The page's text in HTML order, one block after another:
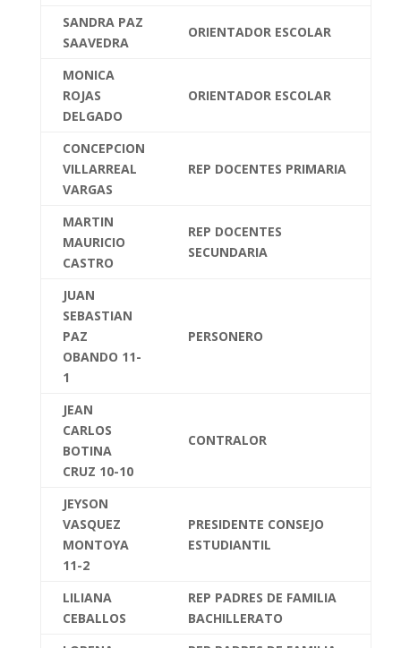
SANDRA PAZ
SAAVEDRA
ORIENTADOR ESCOLAR
MONICA
ROJAS
DELGADO
ORIENTADOR ESCOLAR
CONCEPCION
VILLARREAL
VARGAS
REP DOCENTES PRIMARIA
MARTIN
MAURICIO
CASTRO
REP DOCENTES
SECUNDARIA
JUAN
SEBASTIAN
PAZ
OBANDO 11-
1
PERSONERO
JEAN
CARLOS
BOTINA
CRUZ 10-10
CONTRALOR
JEYSON
VASQUEZ
MONTOYA
11-2
PRESIDENTE CONSEJO
ESTUDIANTIL
LILIANA
CEBALLOS
REP PADRES DE FAMILIA
BACHILLERATO